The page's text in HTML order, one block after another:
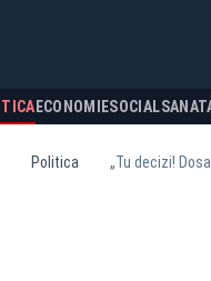
ECONOMIESOCIAL
Politica „Tu decizi!